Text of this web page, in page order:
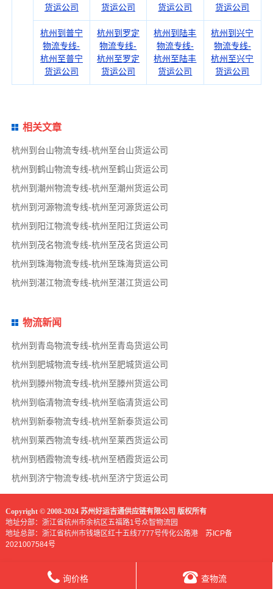
货运公司
货运公司
货运公司
货运公司
杭州到普宁
物流专线-
杭州至普宁
货运公司
杭州到罗定
物流专线-
杭州至罗定
货运公司
杭州到陆丰
物流专线-
杭州至陆丰
货运公司
杭州到兴宁
物流专线-
杭州至兴宁
货运公司
相关文章
杭州到台山物流专线-杭州至台山货运公司
杭州到鹤山物流专线-杭州至鹤山货运公司
杭州到潮州物流专线-杭州至潮州货运公司
杭州到河源物流专线-杭州至河源货运公司
杭州到阳江物流专线-杭州至阳江货运公司
杭州到茂名物流专线-杭州至茂名货运公司
杭州到珠海物流专线-杭州至珠海货运公司
杭州到湛江物流专线-杭州至湛江货运公司
物流新闻
杭州到青岛物流专线-杭州至青岛货运公司
杭州到肥城物流专线-杭州至肥城货运公司
杭州到滕州物流专线-杭州至滕州货运公司
杭州到临清物流专线-杭州至临清货运公司
杭州到新泰物流专线-杭州至新泰货运公司
杭州到莱西物流专线-杭州至莱西货运公司
杭州到栖霞物流专线-杭州至栖霞货运公司
杭州到济宁物流专线-杭州至济宁货运公司
Copyright © 2008-2024 苏州好运吉通供应链有限公司 版权所有
地址分部：浙江省杭州市余杭区五福路1号众智物流园
地址总部：浙江省杭州市钱塘区红十五线7777号传化公路港 苏ICP备
2021007584号
询价格 查物流